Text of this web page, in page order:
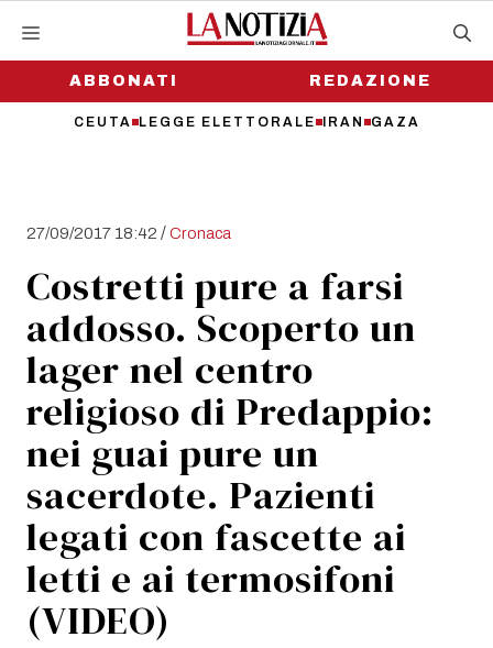
contenutoABBONATI
CEUTA LEGGE ELETTORALE IRAN GAZA
REDAZIONE
27/09/2017 18:42 /Cronaca
Costretti pure a farsi
addosso. Scoperto un
lager nel centro
religioso di Predappio:
nei guai pure un
sacerdote. Pazienti
legati con fascette ai
letti e ai termosifoni
(VIDEO)